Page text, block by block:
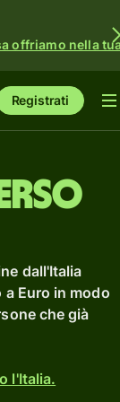
offriamo nella
Registrati
dall'Italia
Euro in modo
che già
l'Italia.